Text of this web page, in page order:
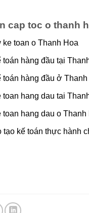
cap toc o thanh
ke toan o Thanh Hoa
hàng đầu tại
hàng đầu ở Thanh
toan hang dau tai
toan hang dau o Thanh
tạo kế toán thực hành